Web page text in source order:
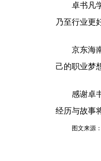
卓书凡
乃至行业更
京东海
己的职业梦
感谢卓
经历与故事
图文来源